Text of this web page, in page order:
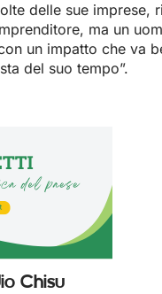
delle sue imprese,
ma un
un impatto che va
del suo tempo”.
Chisu